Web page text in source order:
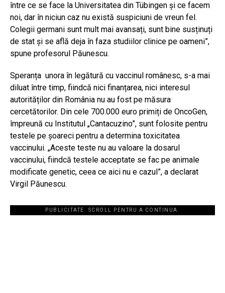
între ce se face la Universitatea din Tübingen și ce facem
noi, dar în niciun caz nu există suspiciuni de vreun fel.
Colegii germani sunt mult mai avansați, sunt bine susținuți
de stat și se află deja în faza studiilor clinice pe oameni”,
spune profesorul Păunescu.
Speranța unora în legătură cu vaccinul românesc, s-a mai
diluat între timp, fiindcă nici finanțarea, nici interesul
autorităților din România nu au fost pe măsura
cercetătorilor. Din cele 700.000 euro primiți de OncoGen,
împreună cu Institutul „Cantacuzino”, sunt folosite pentru
testele pe șoareci pentru a determina toxicitatea
vaccinului. „Aceste teste nu au valoare la dosarul
vaccinului, fiindcă testele acceptate se fac pe animale
modificate genetic, ceea ce aici nu e cazul”, a declarat
Virgil Păunescu.
PUBLICITATE. SCROLL PENTRU A CONTINUA.